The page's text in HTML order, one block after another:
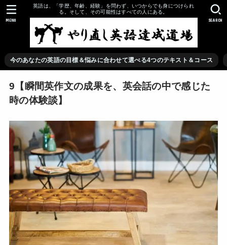
英語は、「学歴、年齢、経験」を問わず、いつからでも身につけられ
る。そして、その可能性はすべての人にある。
今のあなたの英語の目標＆悩みに合わせて選べる4つのテキスト＆コース
SEARCH
MENU
9【瞬間英作文の成果を、英会話の中で感じた
時の体験談】